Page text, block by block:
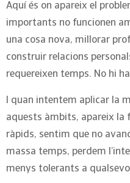
Aquí és on apareix el
importants no funcionen
una cosa nova, millorar
construir relacions
requereixen temps. No hi
I quan intentem aplicar la
aquests àmbits, apareix la
ràpids, sentim que no
massa temps, perdem
menys tolerants a